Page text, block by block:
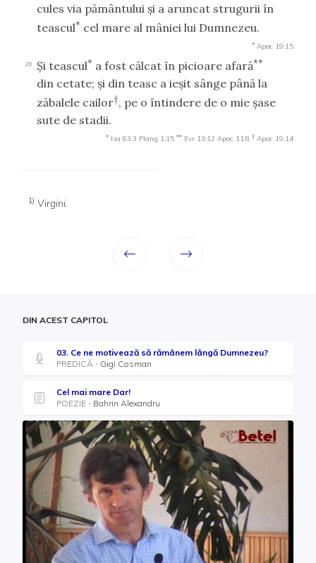
cules via pământului şi a aruncat strugurii în
teascul* cel mare al mâniei lui Dumnezeu.
* Apoc 19:15
20 Şi teascul* a fost călcat în picioare afară**
din cetate; şi din teasc a ieşit sânge până la
zăbalele cailor†, pe o întindere de o mie şase
sute de stadii.
* Isa 63:3 Plang 1:15 ** Evr 13:12 Apoc 11:8 † Apoc 19:14
1) Virgini.
DIN ACEST CAPITOL
03. Ce ne motivează să rămânem lângă Dumnezeu?
PREDICĂ
Gigi Cosman
Cel mai mare Dar!
POEZIE
Bahrin Alexandru